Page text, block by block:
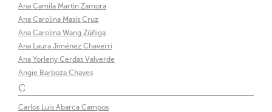
Ana Camila Martin Zamora
Ana Carolina Masís Cruz
Ana Carolina Wang Zúñiga
Ana Laura Jiménez Chaverri
Ana Yorleny Cerdas Valverde
Angie Barboza Chaves
C
Carlos Luis Abarca Campos